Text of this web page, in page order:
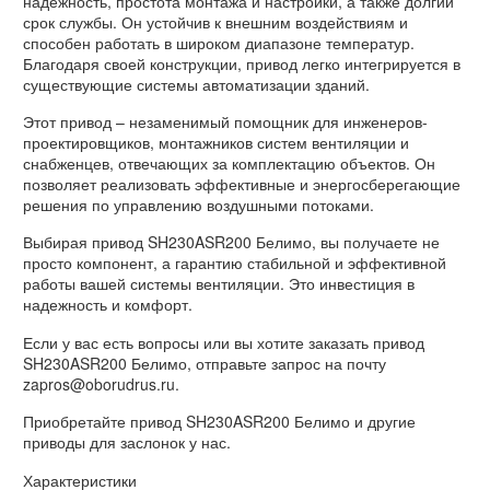
срок службы. Он устойчив к внешним воздействиям и
способен работать в широком диапазоне температур.
Благодаря своей конструкции, привод легко интегрируется в
существующие системы автоматизации зданий.
Этот привод – незаменимый помощник для инженеров-
проектировщиков, монтажников систем вентиляции и
снабженцев, отвечающих за комплектацию объектов. Он
позволяет реализовать эффективные и энергосберегающие
решения по управлению воздушными потоками.
Выбирая привод SH230ASR200 Белимо, вы получаете не
просто компонент, а гарантию стабильной и эффективной
работы вашей системы вентиляции. Это инвестиция в
надежность и комфорт.
Если у вас есть вопросы или вы хотите заказать привод
SH230ASR200 Белимо, отправьте запрос на почту
zapros@oborudrus.ru.
Приобретайте привод SH230ASR200 Белимо и другие
приводы для заслонок у нас.
Характеристики